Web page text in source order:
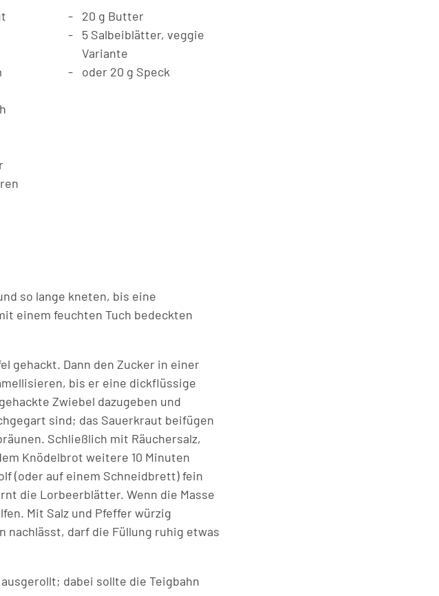
20 g Butter
5 Salbeiblätter, veggie
Variante
oder 20 g Speck
so lange kneten, bis eine
einem feuchten Tuch bedeckten
gehackt. Dann den Zucker in einer
bis er eine dickflüssige
Zwiebel dazugeben und
sind; das Sauerkraut beifügen
Schließlich mit Räuchersalz,
Knödelbrot weitere 10 Minuten
(oder auf einem Schneidbrett) fein
die Lorbeerblätter. Wenn die Masse
Mit Salz und Pfeffer würzig
nachlässt, darf die Füllung ruhig etwas
dabei sollte die Teigbahn